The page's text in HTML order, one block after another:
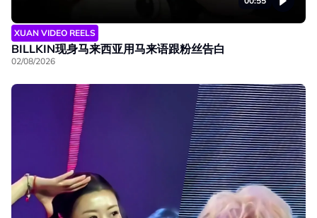
XUAN VIDEO REELS
BILLKIN现身马来西亚用马来语跟粉丝告白
02/08/2026